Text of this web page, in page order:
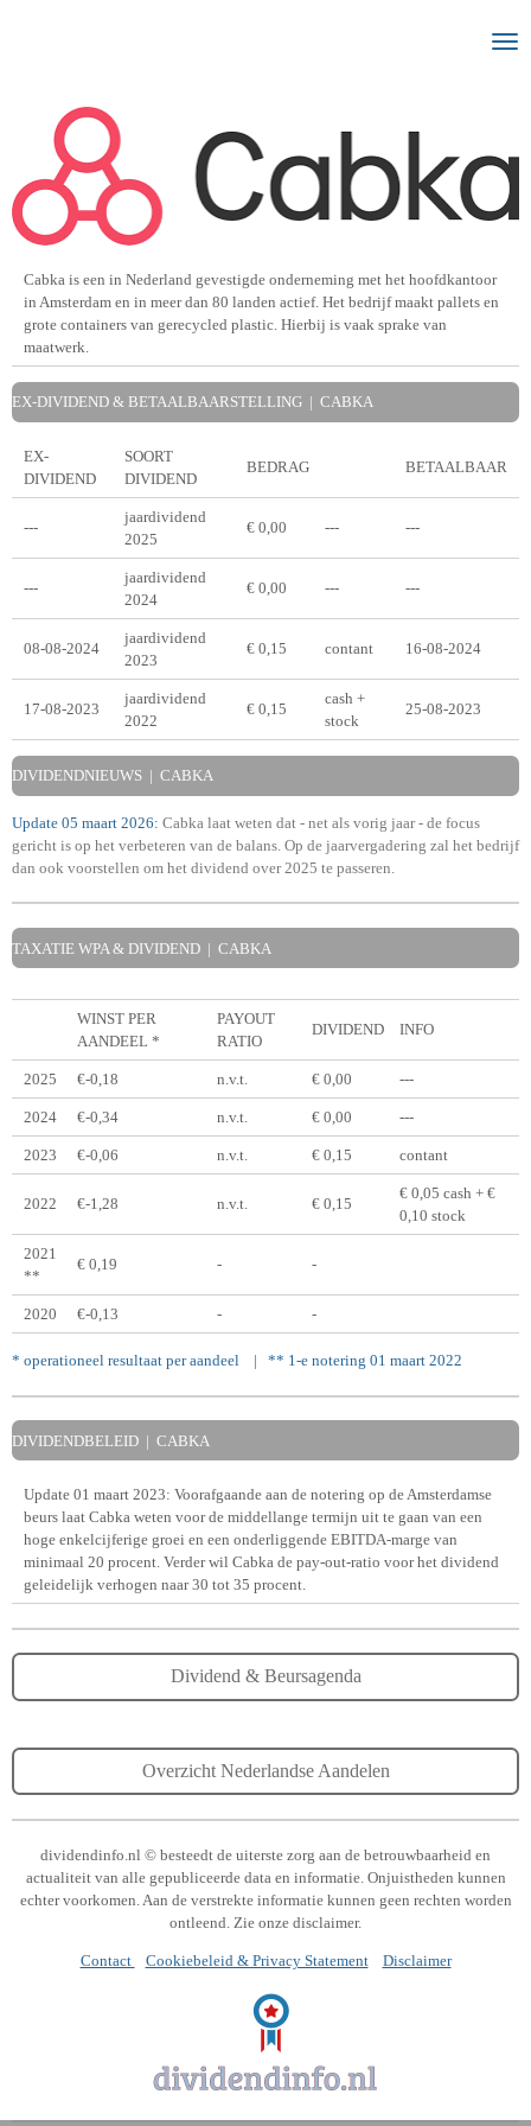
hoofdinhoud
Cabka is een in Nederland gevestigde onderneming met het hoofdkantoor
in Amsterdam en in meer dan 80 landen actief. Het bedrijf maakt pallets en
grote containers van gerecycled plastic. Hierbij is vaak sprake van
maatwerk.
EX-DIVIDEND & BETAALBAARSTELLING | CABKA
EX-
DIVIDEND
SOORT
DIVIDEND
BEDRAG BETAALBAAR
---
jaardividend
2025
€ 0,00 --- ---
---
jaardividend
2024
€ 0,00 --- ---
08-08-2024
jaardividend
2023
€ 0,15 contant 16-08-2024
17-08-2023
jaardividend
2022
€ 0,15
cash +
stock
25-08-2023
DIVIDENDNIEUWS | CABKA
Update 05 maart 2026: Cabka laat weten dat - net als vorig jaar - de focus
gericht is op het verbeteren van de balans. Op de jaarvergadering zal het bedrijf
dan ook voorstellen om het dividend over 2025 te passeren.
TAXATIE WPA & DIVIDEND | CABKA
WINST PER
AANDEEL *
PAYOUT
RATIO
DIVIDEND INFO
2025 €-0,18 n.v.t. € 0,00 ---
2024 €-0,34 n.v.t. € 0,00 ---
2023 €-0,06 n.v.t. € 0,15 contant
2022 €-1,28 n.v.t. € 0,15
€ 0,05 cash + €
0,10 stock
2021
**
€ 0,19 - -
2020 €-0,13 - -
* operationeel resultaat per aandeel | ** 1-e notering 01 maart 2022
DIVIDENDBELEID | CABKA
Update 01 maart 2023: Voorafgaande aan de notering op de Amsterdamse
beurs laat Cabka weten voor de middellange termijn uit te gaan van een
hoge enkelcijferige groei en een onderliggende EBITDA-marge van
minimaal 20 procent. Verder wil Cabka de pay-out-ratio voor het dividend
geleidelijk verhogen naar 30 tot 35 procent.
Dividend & Beursagenda
Overzicht Nederlandse Aandelen
dividendinfo.nl © besteedt de uiterste zorg aan de betrouwbaarheid en
actualiteit van alle gepubliceerde data en informatie. Onjuistheden kunnen
echter voorkomen. Aan de verstrekte informatie kunnen geen rechten worden
ontleend. Zie onze disclaimer.
Contact Cookiebeleid & Privacy Statement Disclaimer